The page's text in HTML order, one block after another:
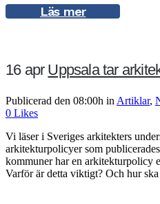
Läs mer
16 apr Uppsala tar
Publicerad den 08:00h in Artiklar,
0 Likes
Vi läser i Sveriges arkitekters
arkitekturpolicyer som
kommuner har en arkitekturpolicy
Varför är detta viktigt? Och hur